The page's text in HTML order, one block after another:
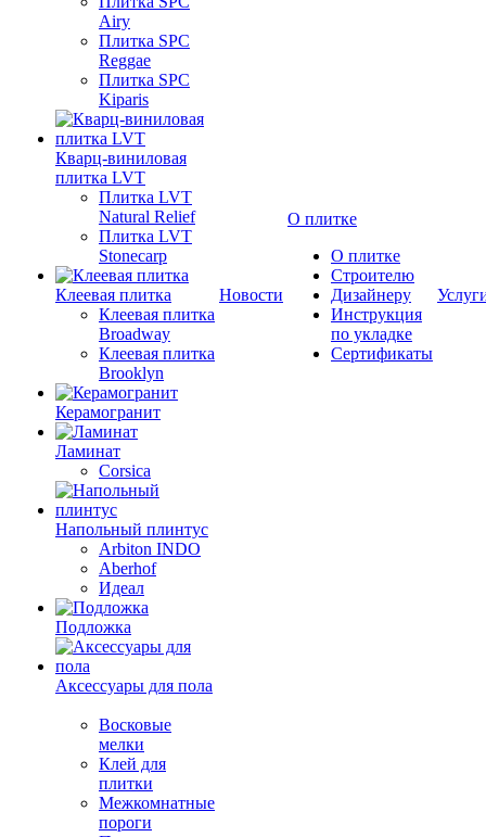
Airy
Плитка SPC
Reggae
Плитка SPC
Kiparis
Кварц-виниловая
плитка LVT
Плитка LVT
Natural Relief
Плитка LVT
Stonecarp
Клеевая плитка
Клеевая плитка
Broadway
Клеевая плитка
Brooklyn
Керамогранит
Ламинат
Corsica
Напольный плинтус
Arbiton INDO
Aberhof
Идеал
Подложка
Аксессуары для пола
Восковые
мелки
Клей для
плитки
Межкомнатные
пороги
Новости
О плитке
О плитке
Строителю
Дизайнеру
Инструкция
по укладке
Сертификаты